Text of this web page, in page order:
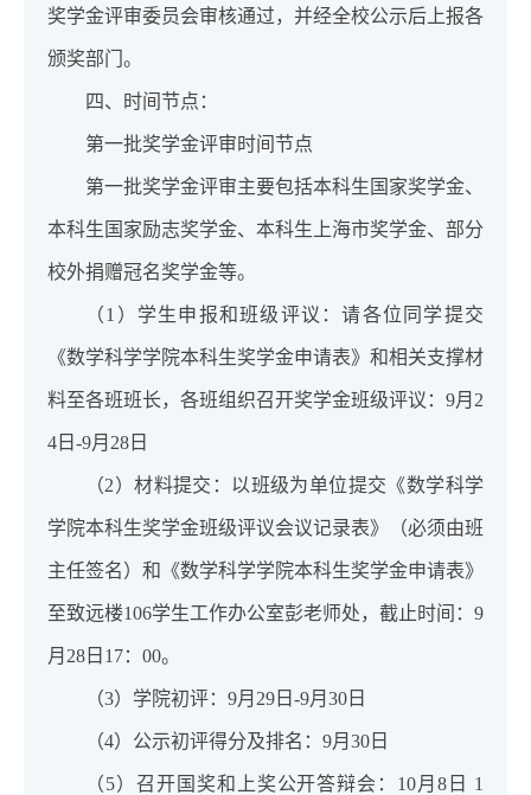
奖学金评审委员会审核通过，并经全校公示后上报各
颁奖部门。
四、时间节点：
第一批奖学金评审时间节点
第一批奖学金评审主要包括本科生国家奖学金、
本科生国家励志奖学金、本科生上海市奖学金、部分
校外捐赠冠名奖学金等。
（1）学生申报和班级评议：请各位同学提交
《数学科学学院本科生奖学金申请表》和相关支撑材
料至各班班长，各班组织召开奖学金班级评议：9月2
4日-9月28日
（2）材料提交：以班级为单位提交《数学科学
学院本科生奖学金班级评议会议记录表》（必须由班
主任签名）和《数学科学学院本科生奖学金申请表》
至致远楼106学生工作办公室彭老师处，截止时间：9
月28日17：00。
（3）学院初评：9月29日-9月30日
（4）公示初评得分及排名：9月30日
（5）召开国奖和上奖公开答辩会：10月8日 1